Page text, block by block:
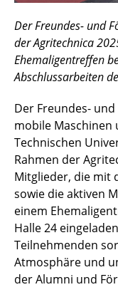
Der Freundes- und
der Agritechnica
Ehemaligentreffen
Abschlussarbeiten
Der Freundes-
mobile Maschinen
Technischen
Rahmen der
Mitglieder, die mit
sowie die aktiven
einem
Halle 24
Teilnehmenden
Atmosphäre und
der Alumni und